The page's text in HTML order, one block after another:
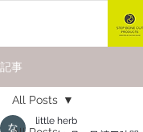
記事
All Posts
little herb